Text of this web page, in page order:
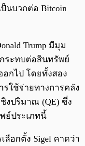
นบวกต่อ Bitcoin
Trump มีมุม
ระทบต่อสินทรัพย์
กไป โดยทั้งสอง
ใช้จ่ายทางการคลัง
งปริมาณ (QE) ซึ่ง
ย์ประเภทนี้
ลือกตั้ง Sigel คาดว่า